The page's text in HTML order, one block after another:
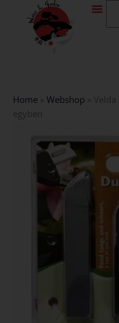
Home »Webshop
egyben
mennyiség